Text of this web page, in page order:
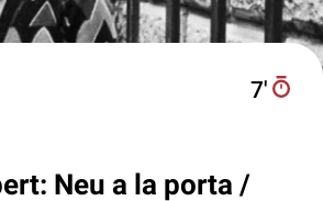
7′
Neu a la porta /